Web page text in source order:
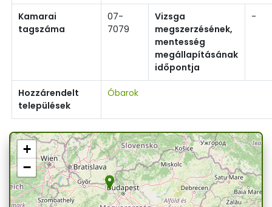
Kamarai
tagszáma
07-
7079
Vizsga
megszerzésének,
mentesség
megállapításának
időpontja
-
Hozzárendelt
települések
Óbarok
+
−